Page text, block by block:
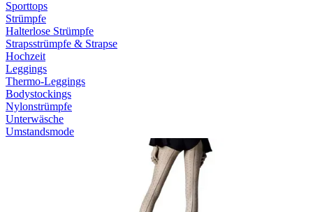
Sporttops
Strümpfe
Halterlose Strümpfe
Strapsstrümpfe & Strapse
Hochzeit
Leggings
Thermo-Leggings
Bodystockings
Nylonstrümpfe
Unterwäsche
Umstandsmode